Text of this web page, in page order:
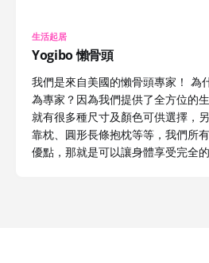
生活起居
Yogibo 懶骨頭
我們是來自美國的懶骨頭專家！ 為
為專家？因為我們提供了全方位的
就有很多種尺寸及顏色可供選擇，
靠枕、圓形長條抱枕等等，我們所
優點，那就是可以讓身體享受完全